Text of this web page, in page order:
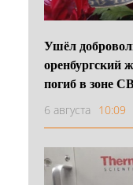
Ушёл
оренбургский
погиб в зоне
6 августа 10:09